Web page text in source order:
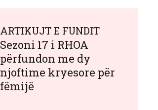
ARTIKUJT E FUNDIT
Sezoni 17 i RHOA
përfundon me dy
njoftime kryesore për
fëmijë